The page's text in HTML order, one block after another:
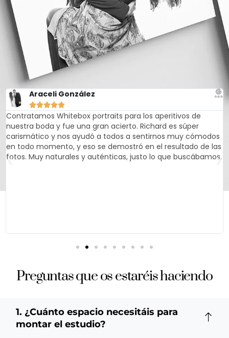
Araceli González

Contratamos Whitebox portraits para los aperitivos de
nuestra boda y fue una gran acierto. Richard es súper
carismático y nos ayudó a todos a sentirnos muy cómodos
en todo momento, y eso se demostró en el resultado de las
fotos. Muy naturales y auténticas, justo lo que buscábamos.
Preguntas que os estaréis haciendo
1. ¿Cuánto espacio necesitáis para
montar el estudio?